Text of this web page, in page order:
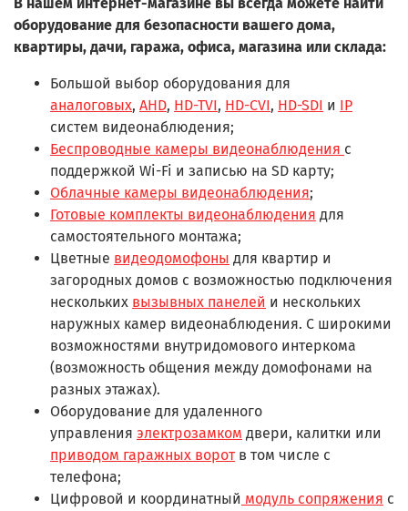
оборудование для безопасности вашего дома,
квартиры, дачи, гаража, офиса, магазина или склада:
Большой выбор оборудования для
аналоговых, AHD, HD-TVI, HD-CVI, HD-SDI и IP
систем видеонаблюдения;
Беспроводные камеры видеонаблюдения с
поддержкой Wi-Fi и записью на SD карту;
Облачные камеры видеонаблюдения;
Готовые комплекты видеонаблюдения для
самостоятельного монтажа;
Цветные видеодомофоны для квартир и
загородных домов с возможностью подключения
нескольких вызывных панелей и нескольких
наружных камер видеонаблюдения. С широкими
возможностями внутридомового интеркома
(возможность общения между домофонами на
разных этажах).
Оборудование для удаленного
управления электрозамком двери, калитки или
приводом гаражных воротв том числе с
телефона;
Цифровой и координатный модуль сопряжения с